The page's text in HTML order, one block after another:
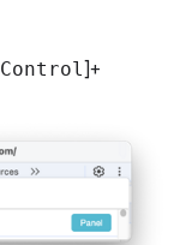
Control]+